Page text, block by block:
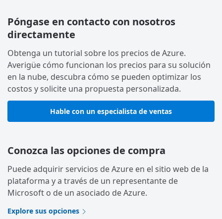
Póngase en contacto con nosotros
directamente
Obtenga un tutorial sobre los precios de Azure.
Averigüe cómo funcionan los precios para su solución
en la nube, descubra cómo se pueden optimizar los
costos y solicite una propuesta personalizada.
Hable con un especialista de ventas
Conozca las opciones de compra
Puede adquirir servicios de Azure en el sitio web de la
plataforma y a través de un representante de
Microsoft o de un asociado de Azure.
Explore sus opciones